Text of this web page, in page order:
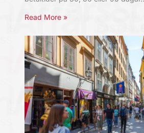
Read More »